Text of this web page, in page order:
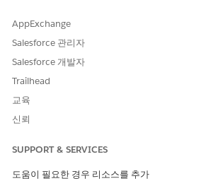
AppExchange
Salesforce 관리자
Salesforce 개발자
Trailhead
교육
신뢰
SUPPORT & SERVICES
도움이 필요한 경우 리소스를 추가